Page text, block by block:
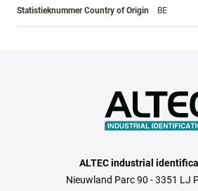
Statistieknummer Country of Origin BE
ALTEC industrial
Nieuwland Parc 90 - 3351 LJ